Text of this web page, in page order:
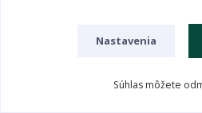
Nastavenia
Súhlas môžete